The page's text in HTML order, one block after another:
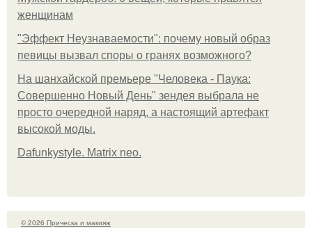
женщинам
"Эффект Неузнаваемости": почему новый образ
певицы вызвал споры о гранях возможного?
На шанхайской премьере "Человека - Паука:
Совершенно Новый День" зендея выбрала не
просто очередной наряд, а настоящий артефакт
высокой моды.
Dafunkystyle. Matrix neo.
© 2026 Прическа и макияж